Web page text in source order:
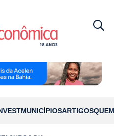
MUNICÍPIOSARTIGOS